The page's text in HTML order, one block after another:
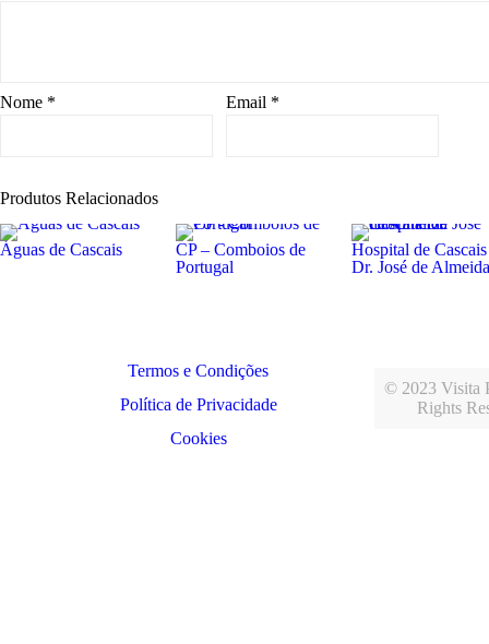
Nome * Email *
Produtos Relacionados
Águas de Cascais
CP – Comboios de
Portugal
Hospital de Cascais
Dr. José de Almeida
Termos e Condições
Política de Privacidade
Cookies
© 2023 Visita
Rights